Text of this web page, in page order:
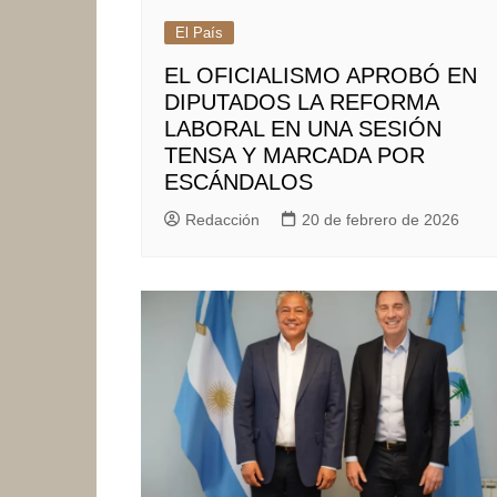
El País
EL OFICIALISMO APROBÓ EN
DIPUTADOS LA REFORMA
LABORAL EN UNA SESIÓN
TENSA Y MARCADA POR
ESCÁNDALOS
Redacción 20 de febrero de 2026